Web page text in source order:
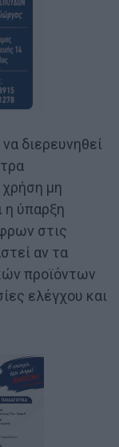
διερευνηθεί
χρήση μη
η ύπαρξη
στις
αν τα
προϊόντων
ελέγχου και